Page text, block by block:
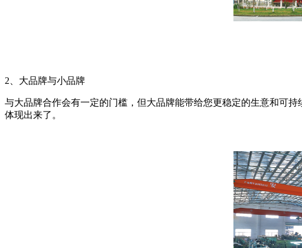
2、大品牌与小品牌
与大品牌合作会有一定的门槛，但大品牌能带给您更稳定的生意和可
体现出来了。